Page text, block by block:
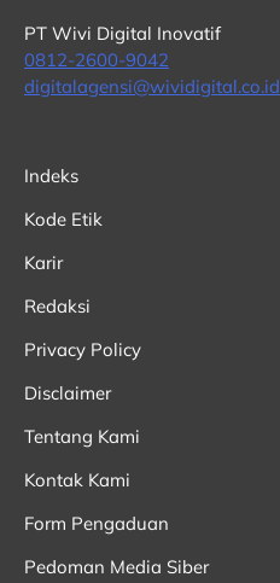
PT Wivi Digital Inovatif
0812-2600-9042
digitalagensi@wividigital.co.id
Indeks
Kode Etik
Karir
Redaksi
Privacy Policy
Disclaimer
Tentang Kami
Kontak Kami
Form Pengaduan
Pedoman Media Siber